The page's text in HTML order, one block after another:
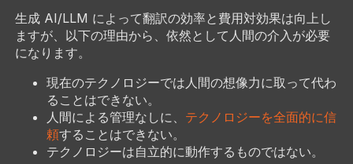
生成 AI/LLM によって翻訳の効率と費用対効果は向上し
ますが、以下の理由から、依然として人間の介入が必要
になります。
現在のテクノロジーでは人間の想像力に取って代わ
ることはできない。
人間による管理なしに、 テクノロジーを全面的に信
頼することはできない。
テクノロジーは自立的に動作するものではない。